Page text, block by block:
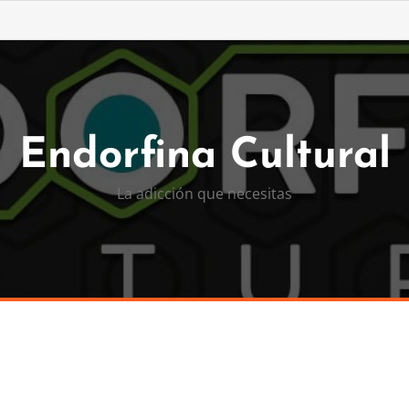
Endorfina Cultural
La adicción que necesitas